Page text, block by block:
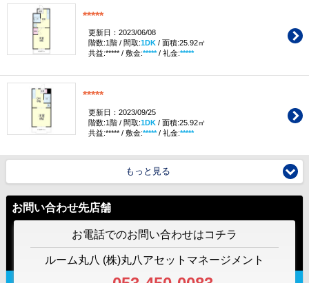
*****
更新日：2023/06/08
階数:1階 / 間取:1DK / 面積:25.92㎡
共益:***** / 敷金:*****/ 礼金:*****
*****
更新日：2023/09/25
階数:1階 / 間取:1DK / 面積:25.92㎡
共益:***** / 敷金:*****/ 礼金:*****
もっと見る
お問い合わせ先店舗
お電話でのお問い合わせはコチラ
ルーム丸八 (株)丸八アセットマネージメント